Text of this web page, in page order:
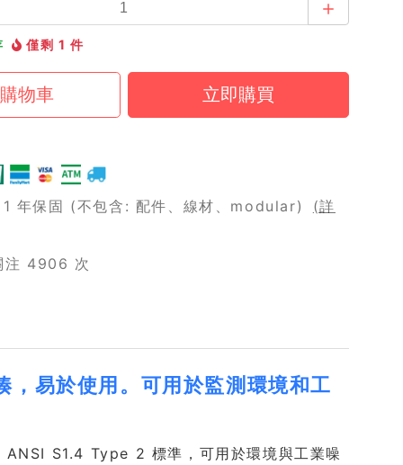
僅剩 1 件
年保固 (不包含: 配件、線材、modular) (詳
注 4906 次
易於使用。可用於監測環境和工
S1.4 Type 2 標準，可用於環境與工業噪